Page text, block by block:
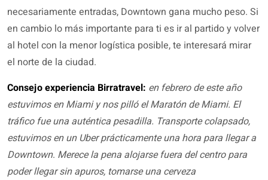
necesariamente entradas, Downtown gana mucho peso. Si
en cambio lo más importante para ti es ir al partido y volver
al hotel con la menor logística posible, te interesará mirar
el norte de la ciudad.
Consejo experiencia Birratravel: en febrero de este año
estuvimos en Miami y nos pilló el Maratón de Miami. El
tráfico fue una auténtica pesadilla. Transporte colapsado,
estuvimos en un Uber prácticamente una hora para llegar a
Downtown. Merece la pena alojarse fuera del centro para
poder llegar sin apuros, tomarse una cerveza